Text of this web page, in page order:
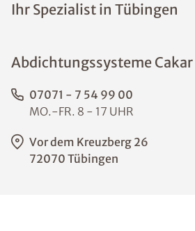
Ihr Spezialist in Tübingen
Abdichtungssysteme Cakar
07071 - 7 54 99 00
MO.-FR. 8 - 17 UHR
Vor dem Kreuzberg 26
72070 Tübingen